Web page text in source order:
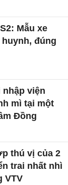
Mẫu xe
đúng
viện
mì tại một
Đồng
thú vị của 2
trai nhất nhì
VTV